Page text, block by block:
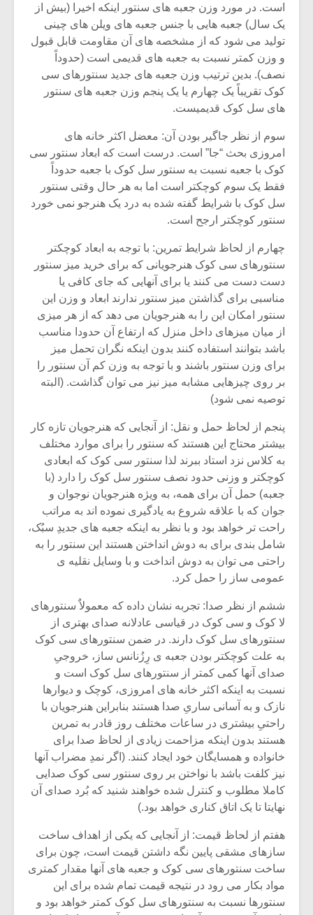
است. در مورد وزن جعبه های سنتور اینکه اخیرا (بیش از
یک سال) جعبه هایی با جنس جعبه های ویلن های چینی
تولید می شود که از مشخصه های آن مقاومت قابل قبول
و وزن کمتر نسبت به جعبه های قدیمی است (حدوداً
نصف). بدین ترتیب وزن جعبه های جدید سنتورهای سی
کوک تقریباً یک چهارم یا یک پنجم وزن جعبه های سنتور
های سل کوک قدیمیست.
سوم از نظر جاگیر بودن آن: معضل اکثر خانه های
امروزی بحث “جا” است. درست است که ابعاد سنتور سی
کوک با جعبه نسبت به سنتور سل کوک با جعبه حدوداً
فقط یک سوم کوچکتر است اما به هر حال وقتی سنتور
سل کوک با شرایط گفته شده به درد یک هنرجو نمی خورد
سنتور کوچکتر ارجح است.
چهارم از لحاظ شرایط تمرین: با توجه به ابعاد کوچکتر
سنتورهای سی کوک هنرجویانی که برای خرید میز سنتور
دست دست می کنند یا برای آنهایی که جای کافی یا
مناسبی برای گذاشتن میز سنتور ندارند ابعاد و وزن این
سنتور امکان این را به هنرجویان می دهد که از هر میزی
از میان میزهای داخل منزل که ارتفاع آن حدودا مناسب
باشد بتوانند استفاده کنند بدون اینکه نگران تحمل میز
برای وزن سنتور باشند و با توجه به وزن کم آن سنتور را
بر روی چیزهایی مشابه میز نیز می توان گذاشت. (البته
توصیه نمی شود)
پنجم از لحاظ حمل و نقل: از آنجایی که هنرجویان تازه کار
بیشتر محتاج این هستند که سنتور را برای موارد مختلف
به کلاس نزد استاد ببرند لذا سنتور سی کوک که ابعادی
کوچکتر و وزنی حدود نصف سنتور سل کوک را دارد (با
جعبه) حمل آن برای همه، به ویژه هنرجویان نوجوان و
جوان که با علاقه شروع به یادگیری نموده اند به مراتب
راحت تر خواهد بود و با نظر به اینکه جعبه های جدیدِ سبُک،
شامل بندی برای به دوش انداختن هستند این سنتور را به
راحتی می توان به دوش انداخت و با وسایل نقلیه ی
عمومی ساز را حمل کرد.
ششم از نظر صدا: تجربه نشان داده که معمولاٌ سنتورهای
لا کوک و سی کوک در قیاسی عادلانه صدای بهتری از
سنتورهای سل کوک دارند. در ضمن سنتورهای سی کوک
به علت کوچکتر بودن جعبه ی رِزُنانس ساز، خروجیِ
صدای آنها کمی کمتر از سنتورهای سل کوک است و
نسبت به اینکه اکثر خانه های امروزی، کوچک و دیوارها
نازک و به آسانی ساریِ صدا هستند بنابراین هنرجویان با
راحتیِ بیشتری در ساعات مختلف روز قادر به تمرین
هستند بدون اینکه مزاحمت زیادی از لحاظ صدا برای
خانواده و همسایگان خود ایجاد کنند. (اگر نمدِ مضراب آنها
نیز کلفت باشد با نواختن بر روی سنتور سی کوک صدایی
کاملا مطلوب و کنترل شده خواهند شنید که بُرد صدای آن
نهایتا تا یک اتاق کناری خواهد بود.)
هفتم از لحاظ قیمت: از آنجایی که یکی از اهداف ساخت
سازهای مشقی پایین نگه داشتن قیمت است، چون برای
ساخت سنتورهای سی کوک و جعبه های آنها مقدار کمتری
مواد بکار می رود در نتیجه قیمت تمام شده برای این
سنتورها نسبت به سنتورهای سل کوک کمتر خواهد بود و
اگر نمی توانی
مشهورترین باشی،
بدنام ترین باش